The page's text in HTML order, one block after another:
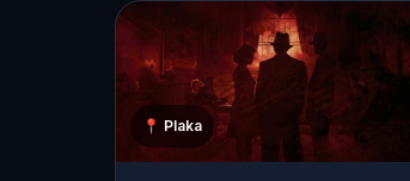
📍 Plaka